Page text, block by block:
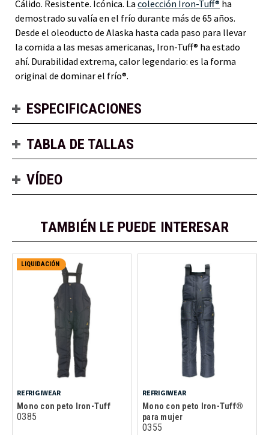
Cálido. Resistente. Icónica. La colección Iron-Tuff® ha
demostrado su valía en el frío durante más de 65 años.
Desde el oleoducto de Alaska hasta cada paso para llevar
la comida a las mesas americanas, Iron-Tuff® ha estado
ahí. Durabilidad extrema, calor legendario: es la forma
original de dominar el frío®.
ESPECIFICACIONES
TABLA DE TALLAS
VÍDEO
TAMBIÉN LE PUEDE INTERESAR
LIQUIDACIÓN
REFRIGIWEAR
Mono con peto Iron-Tuff
0385
REFRIGIWEAR
Mono con peto Iron-Tuff®
para mujer
0355